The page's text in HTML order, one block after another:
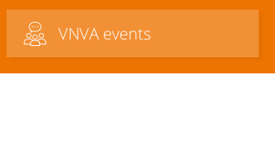
VNVA events